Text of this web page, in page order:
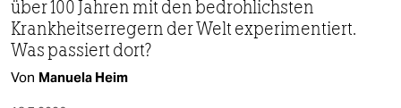
über 100 Jahren mit den bedrohlichsten
Krankheitserregern der Welt experimentiert.
Was passiert dort?
Von Manuela Heim